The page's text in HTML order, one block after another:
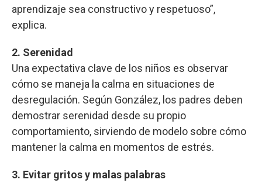
aprendizaje sea constructivo y respetuoso”,
explica.
2. Serenidad
Una expectativa clave de los niños es observar
cómo se maneja la calma en situaciones de
desregulación. Según González, los padres deben
demostrar serenidad desde su propio
comportamiento, sirviendo de modelo sobre cómo
mantener la calma en momentos de estrés.
3. Evitar gritos y malas palabras